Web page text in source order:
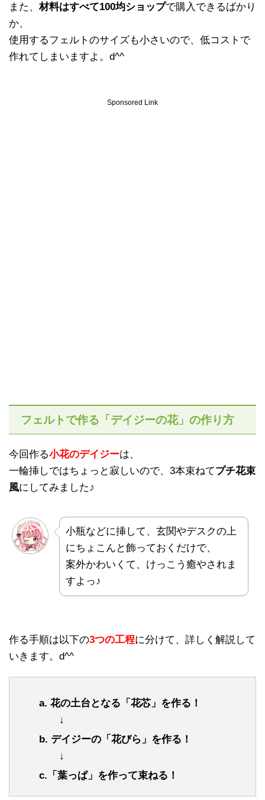
また、材料はすべて100均ショップで購入できるばかり
か、
使用するフェルトのサイズも小さいので、低コストで
作れてしまいますよ。d^^
Sponsored Link
フェルトで作る「デイジーの花」の作り方
今回作る小花のデイジーは、
一輪挿しではちょっと寂しいので、3本束ねてプチ花束
風にしてみました♪
小瓶などに挿して、玄関やデスクの上
にちょこんと飾っておくだけで、
案外かわいくて、けっこう癒やされま
すよっ♪
作る手順は以下の3つの工程に分けて、詳しく解説して
いきます。d^^
a. 花の土台となる「花芯」を作る！
↓
b. デイジーの「花びら」を作る！
↓
c.「葉っぱ」を作って束ねる！